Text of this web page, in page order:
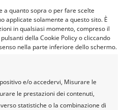
a quanto sopra o per fare scelte
applicate solamente a questo sito. È
in qualsiasi momento, compreso il
della Cookie Policy o cliccando
nella parte inferiore dello schermo.
e/o accedervi, Misurare le
le prestazioni dei contenuti,
statistiche o la combinazione di
in lingua: 🇮🇹
SFIDA???